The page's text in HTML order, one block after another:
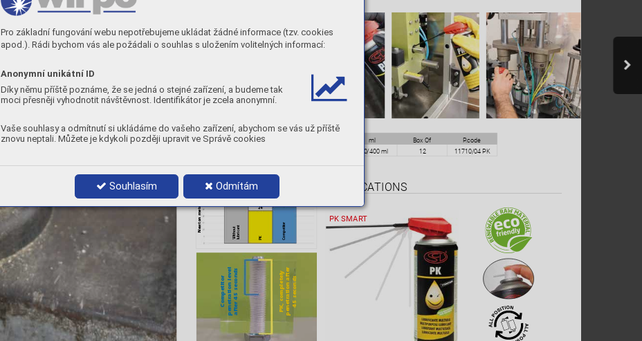
Pro základní fungování webu nepotřebujeme ukládat žádné informace (tzv. cookies
apod.). Rádi bychom vás ale požádali o souhlas s uložením volitelných informací:
Anonymní unikátní ID
Díky němu příště poznáme, že se jedná o stejné zařízení, a budeme tak
moci přesněji vyhodnotit návštěvnost. Identifikátor je zcela anonymní.
Vaše souhlasy a odmítnutí si ukládáme do vašeho zařízení, abychom se vás už příště
znovu neptali. Můžete je kdykoli později upravit ve Správě cookies
Souhlasím Odmítám
A
L
L
P
OSITI ON
A
L
L
P
O
RELEASING POWER
Newton metre
Withoutlubricant PK Competitor
24
APPLICATIONS
ml Box Of P.code
200/400 ml 12 11710/04 PK
PK SMART
PK, completely penetration after 45 seconds
Competitor penetration level after 45 seconds